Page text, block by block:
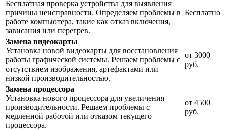
Бесплатная проверка устройства для выявления
причины неисправности. Определяем проблемы в
работе компьютера, такие как отказ включения,
зависания или перегрев.
Бесплатно
Замена видеокарты
Установка новой видеокарты для восстановления
работы графической системы. Решаем проблемы с
отсутствием изображения, артефактами или
низкой производительностью.
от 3000
руб.
Замена процессора
Установка нового процессора для увеличения
производительности. Решаем проблемы с
медленной работой или отказом текущего
процессора.
от 4500
руб.